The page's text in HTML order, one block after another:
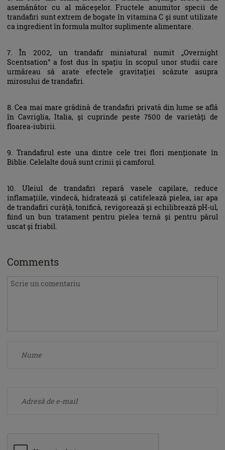
asemănător cu al măceșelor. Fructele anumitor specii de
trandafiri sunt extrem de bogate în vitamina C și sunt utilizate
ca ingredient în formula multor suplimente alimentare.
7. În 2002, un trandafir miniatural numit „Overnight
Scentsation“ a fost dus în spațiu în scopul unor studii care
urmăreau să arate efectele gravitației scăzute asupra
mirosului de trandafiri.
8. Cea mai mare grădină de trandafiri privată din lume se află
în Cavriglia, Italia, și cuprinde peste 7500 de varietăți de
floarea-iubirii.
9. Trandafirul este una dintre cele trei flori menționate în
Biblie. Celelalte două sunt crinii și camforul.
10. Uleiul de trandafiri repară vasele capilare, reduce
inflamațiile, vindecă, hidratează și catifelează pielea, iar apa
de trandafiri curăță, tonifică, revigorează și echilibrează pH-ul,
fiind un bun tratament pentru pielea ternă și pentru părul
uscat și friabil.
Comments